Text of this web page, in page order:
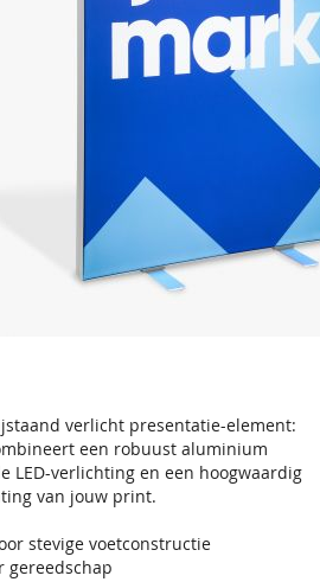
verlicht presentatie-element:
een robuust aluminium
LED-verlichting en een hoogwaardig
van jouw print.
stevige voetconstructie
gereedschap